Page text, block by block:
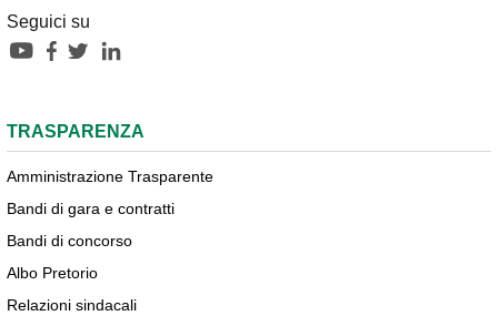
Seguici su
TRASPARENZA
Amministrazione Trasparente
Bandi di gara e contratti
Bandi di concorso
Albo Pretorio
Relazioni sindacali